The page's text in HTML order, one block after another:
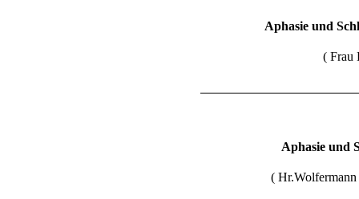
Aphasie und
( Frau
Aphasie und
(